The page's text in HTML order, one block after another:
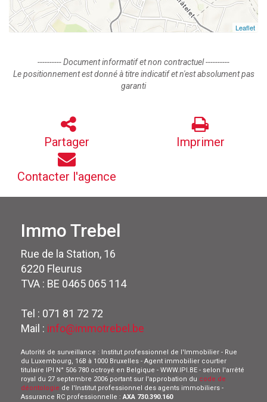
Leaflet
---------- Document informatif et non contractuel ----------
Le positionnement est donné à titre indicatif et n'est absolument pas
garanti
Partager Imprimer
Contacter l'agence
Immo Trebel
Rue de la Station, 16
6220 Fleurus
TVA : BE 0465 065 114
Tel : 071 81 72 72
Mail : info@immotrebel.be
Autorité de surveillance : Institut professionnel de l'Immobilier - Rue
du Luxembourg, 16B à 1000 Bruxelles - Agent immobilier courtier
titulaire IPI N° 506 780 octroyé en Belgique - WWW.IPI.BE - selon l'arrêté
royal du 27 septembre 2006 portant sur l'approbation du code de
déontologie de l'Institut professionnel des agents immobiliers -
Assurance RC professionnelle :AXA 730.390.160